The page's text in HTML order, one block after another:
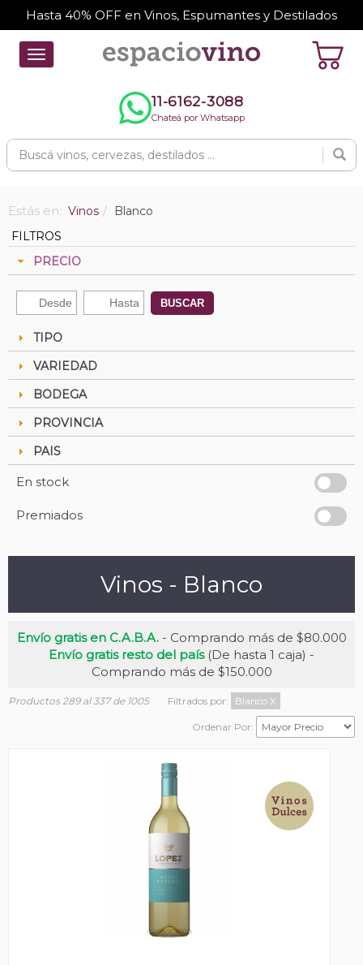
Hasta 40% OFF en Vinos, Espumantes y Destilados
Toggle
navigation
11-6162-3088
Chateá por Whatsapp
Estás en: Vinos
Blanco
FILTROS
PRECIO
BUSCAR
TIPO
VARIEDAD
BODEGA
PROVINCIA
PAIS
En stock
Premiados
Vinos - Blanco
Envío gratis en C.A.B.A.- Comprando más de $80.000
Envío gratis resto del país(De hasta 1 caja) -
Comprando más de $150.000
Productos 289 al 337 de 1005 Filtrados por: Blanco X
Ordenar Por: